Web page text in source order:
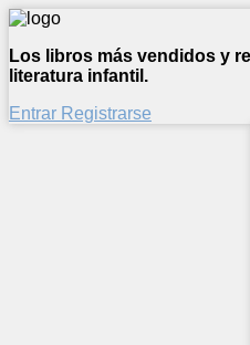
Los libros más vendidos y
literatura infantil.
Entrar Registrarse